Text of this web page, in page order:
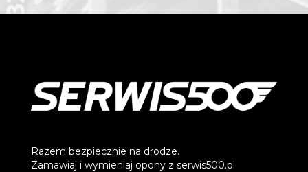
Razem bezpiecznie na drodze.
Zamawiaj i wymieniaj opony z serwis500.pl